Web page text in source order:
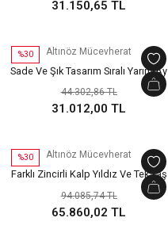
31.150,65 TL
%30 Altınöz Mücevherat
Sade Ve Şık Tasarım Sıralı Yarım Ay
Tarzı Yeşil Altın Bileklik
44.302,86 TL
31.012,00 TL
%30 Altınöz Mücevherat
Farklı Zincirli Kalp Yıldız Ve Tek Taş
Detaylı Şık Yeşil Altın Bileklik
94.085,74 TL
65.860,02 TL